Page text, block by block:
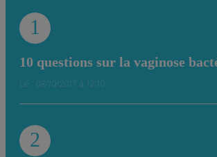
1
10 questions sur la vaginose
Le : 08/10/2017 à 12:10
2